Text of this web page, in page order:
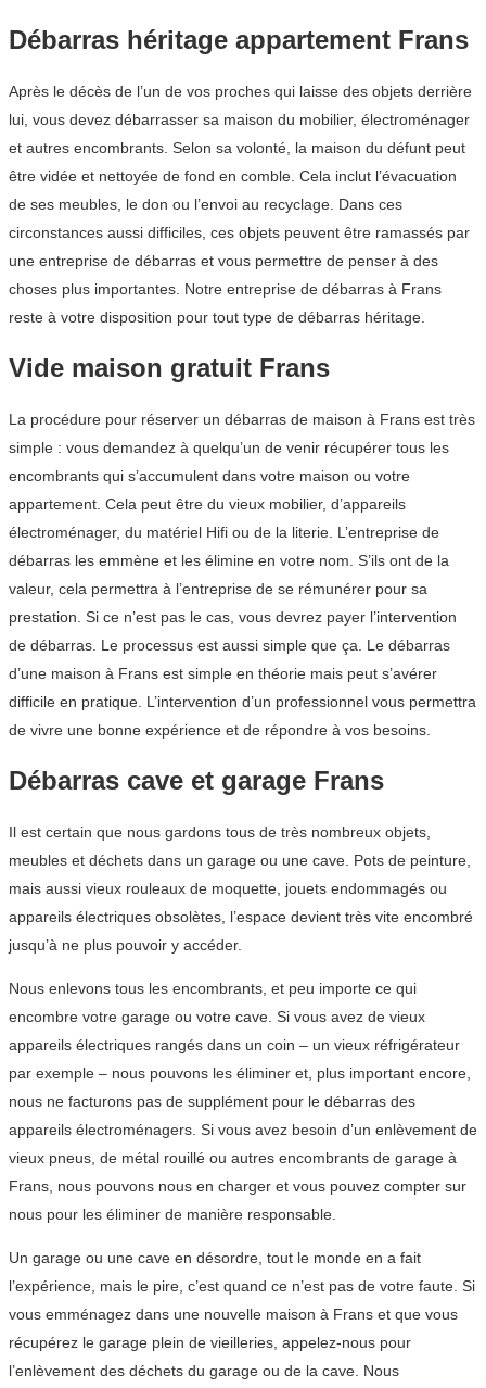
Débarras héritage appartement Frans
Après le décès de l’un de vos proches qui laisse des objets derrière
lui, vous devez débarrasser sa maison du mobilier, électroménager
et autres encombrants. Selon sa volonté, la maison du défunt peut
être vidée et nettoyée de fond en comble. Cela inclut l’évacuation
de ses meubles, le don ou l’envoi au recyclage. Dans ces
circonstances aussi difficiles, ces objets peuvent être ramassés par
une entreprise de débarras et vous permettre de penser à des
choses plus importantes. Notre entreprise de débarras à Frans
reste à votre disposition pour tout type de débarras héritage.
Vide maison gratuit Frans
La procédure pour réserver un débarras de maison à Frans est très
simple : vous demandez à quelqu’un de venir récupérer tous les
encombrants qui s’accumulent dans votre maison ou votre
appartement. Cela peut être du vieux mobilier, d’appareils
électroménager, du matériel Hifi ou de la literie. L’entreprise de
débarras les emmène et les élimine en votre nom. S’ils ont de la
valeur, cela permettra à l’entreprise de se rémunérer pour sa
prestation. Si ce n’est pas le cas, vous devrez payer l’intervention
de débarras. Le processus est aussi simple que ça. Le débarras
d’une maison à Frans est simple en théorie mais peut s’avérer
difficile en pratique. L’intervention d’un professionnel vous permettra
de vivre une bonne expérience et de répondre à vos besoins.
Débarras cave et garage Frans
Il est certain que nous gardons tous de très nombreux objets,
meubles et déchets dans un garage ou une cave. Pots de peinture,
mais aussi vieux rouleaux de moquette, jouets endommagés ou
appareils électriques obsolètes, l’espace devient très vite encombré
jusqu’à ne plus pouvoir y accéder.
Nous enlevons tous les encombrants, et peu importe ce qui
encombre votre garage ou votre cave. Si vous avez de vieux
appareils électriques rangés dans un coin – un vieux réfrigérateur
par exemple – nous pouvons les éliminer et, plus important encore,
nous ne facturons pas de supplément pour le débarras des
appareils électroménagers. Si vous avez besoin d’un enlèvement de
vieux pneus, de métal rouillé ou autres encombrants de garage à
Frans, nous pouvons nous en charger et vous pouvez compter sur
nous pour les éliminer de manière responsable.
Un garage ou une cave en désordre, tout le monde en a fait
l’expérience, mais le pire, c’est quand ce n’est pas de votre faute. Si
vous emménagez dans une nouvelle maison à Frans et que vous
récupérez le garage plein de vieilleries, appelez-nous pour
l’enlèvement des déchets du garage ou de la cave. Nous